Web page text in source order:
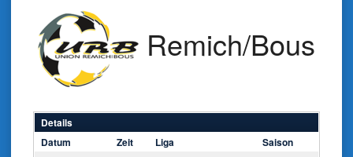
Remich/Bous
Details
Datum
Zeit Liga Saison